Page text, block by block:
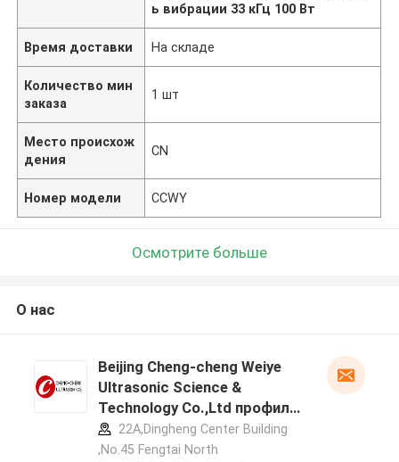
ь вибрации 33 кГц 100 Вт
Время доставки На складе
Количество мин
заказа
1 шт
Место происхож
дения
CN
Номер модели CCWY
Осмотрите больше
О нас
Beijing Cheng-cheng Weiye
Ultrasonic Science &
Technology Co.,Ltd профиль
производителя
22A,Dingheng Center Building
,No.45 Fengtai North